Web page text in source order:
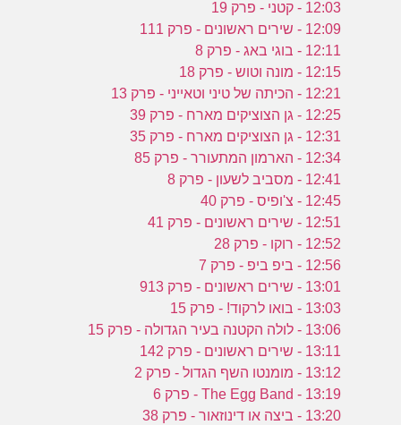
12:03 - קטני - פרק 19
12:09 - שירים ראשונים - פרק 111
12:11 - בוגי באג - פרק 8
12:15 - מונה וטוש - פרק 18
12:21 - הכיתה של טיני וטאייני - פרק 13
12:25 - גן הצוציקים מארח - פרק 39
12:31 - גן הצוציקים מארח - פרק 35
12:34 - הארמון המתעורר - פרק 85
12:41 - מסביב לשעון - פרק 8
12:45 - צ'ופיס - פרק 40
12:51 - שירים ראשונים - פרק 41
12:52 - רוקו - פרק 28
12:56 - ביפ ביפ - פרק 7
13:01 - שירים ראשונים - פרק 913
13:03 - בואו לרקוד! - פרק 15
13:06 - לולה הקטנה בעיר הגדולה - פרק 15
13:11 - שירים ראשונים - פרק 142
13:12 - מומנטו השף הגדול - פרק 2
13:19 - The Egg Band - פרק 6
13:20 - ביצה או דינוזאור - פרק 38